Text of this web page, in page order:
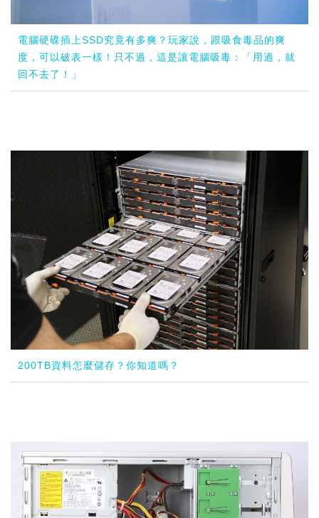
電腦硬碟插上SSD究竟有多爽？玩家說，跟吸食毒品的爽
度，可以破表一樣！只不過，這是讓電腦吸毒：「用過，就
回不去了！」
200TB資料怎麼儲存？你知道嗎？